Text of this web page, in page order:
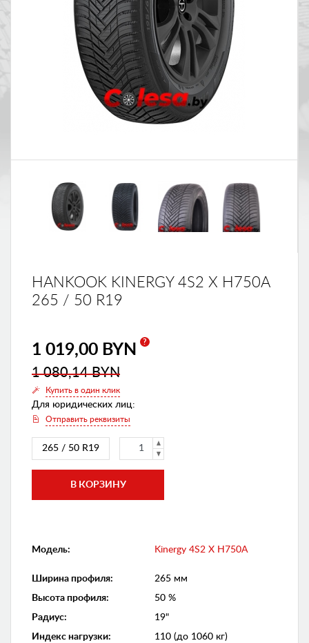
HANKOOK KINERGY 4S2 X H750A
265 / 50 R19
1 019,00 BYN ?
1 080,14 BYN
Купить в один клик
Для юридических лиц:
Отправить реквизиты
265 / 50 R19
Модель: Kinergy 4S2 X H750A
Ширина профиля:
265 мм
Высота профиля:
50 %
Радиус:
19"
Индекс нагрузки:
110 (до 1060 кг)